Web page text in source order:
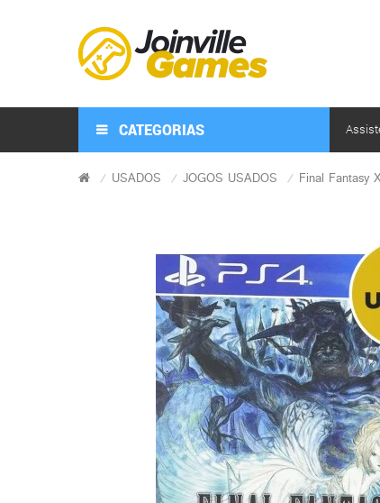
CATEGORIAS
USADOS JOGOS USADOS Final Fantasy